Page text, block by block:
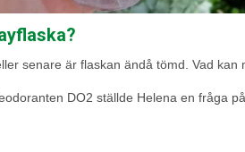
senare är flaskan ändå tömd. Vad kan
DO2 ställde Helena en fråga